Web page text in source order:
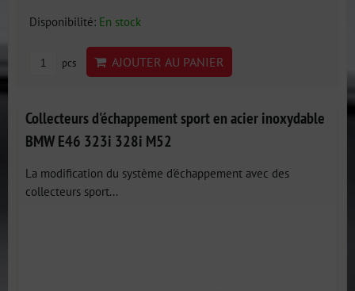
Disponibilité: En stock
pcs AJOUTER AU PANIER
Collecteurs d'échappement sport en acier inoxydable
BMW E46 323i 328i M52
La modification du système d'échappement avec des
collecteurs sport...